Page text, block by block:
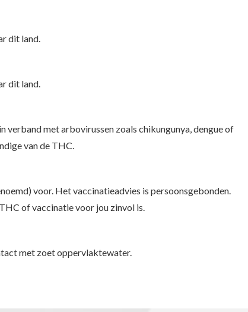
dit land.
dit land.
verband met arbovirussen zoals chikungunya, dengue of
van de THC.
voor. Het vaccinatieadvies is persoonsgebonden.
of vaccinatie voor jou zinvol is.
met zoet oppervlaktewater.